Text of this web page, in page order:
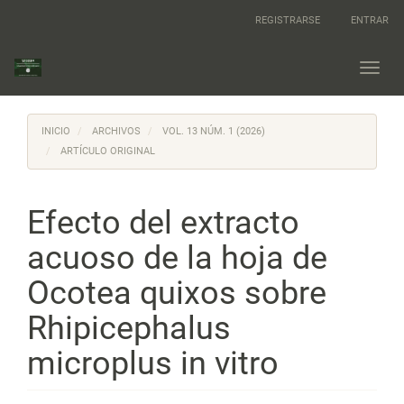
principal
Barra
lateral
REGISTRARSE ENTRAR
INICIO ARCHIVOS
VOL. 13 NÚM. 1 (2026)
ARTÍCULO ORIGINAL
Efecto del extracto
acuoso de la hoja de
Ocotea quixos sobre
Rhipicephalus
microplus in vitro